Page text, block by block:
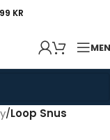
KR
Loop Snus